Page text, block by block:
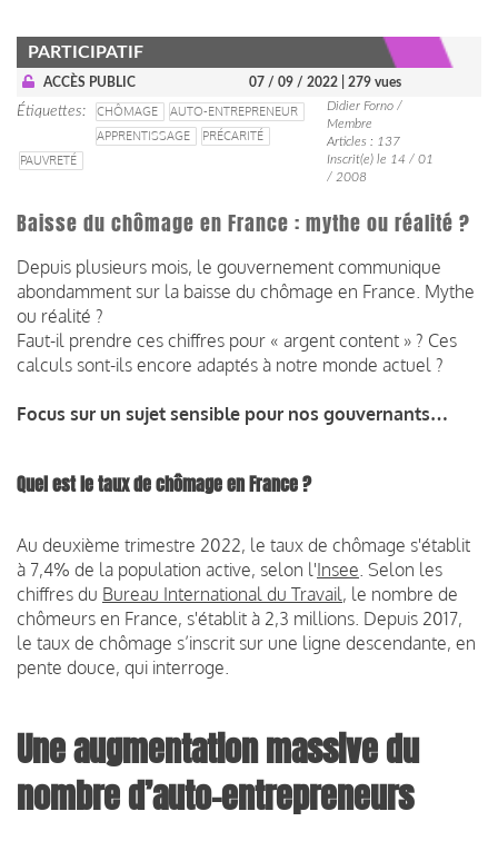
PARTICIPATIF
ACCÈS PUBLIC 07 / 09 / 2022 | 279 vues
Étiquettes CHÔMAGE
AUTO-ENTREPRENEUR
APPRENTISSAGE
PRÉCARITÉ
PAUVRETÉ
Didier Forno /
Membre
Articles : 137
Inscrit(e) le 14 / 01
/ 2008
Baisse du chômage en France : mythe ou réalité ?
Depuis plusieurs mois, le gouvernement communique
abondamment sur la baisse du chômage en France. Mythe
ou réalité ?
Faut-il prendre ces chiffres pour « argent content » ? Ces
calculs sont-ils encore adaptés à notre monde actuel ?
Focus sur un sujet sensible pour nos gouvernants…
Quel est le taux de chômage en France ?
Au deuxième trimestre 2022, le taux de chômage s'établit
à 7,4% de la population active, selon l'Insee . Selon les
chiffres du Bureau International du Travail, le nombre de
chômeurs en France, s'établit à 2,3 millions. Depuis 2017,
le taux de chômage s’inscrit sur une ligne descendante, en
pente douce, qui interroge.
Une augmentation massive du
nombre d’auto-entrepreneurs